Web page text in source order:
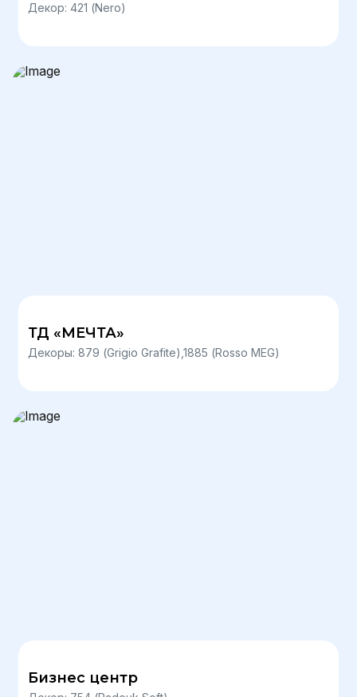
Декор: 421 (Nero)
ТД «МЕЧТА»
Декоры: 879 (Grigio Grafite),1885 (Rosso MEG)
Бизнес центр